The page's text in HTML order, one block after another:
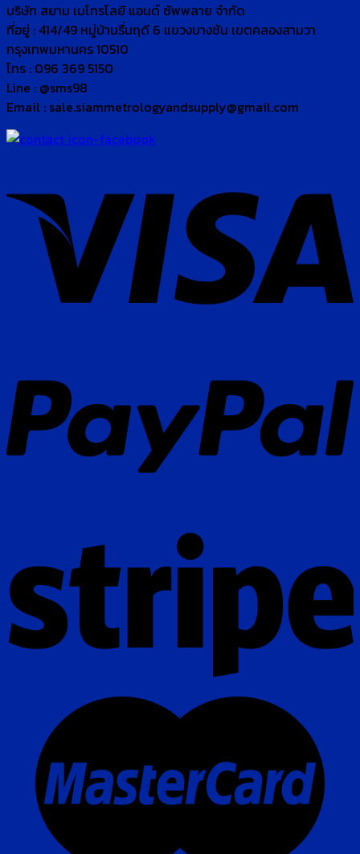
บริษัท สยาม เมโทรโลยี แอนด์ ซัพพลาย จำกัด
ที่อยู่ : 414/49 หมู่บ้านรื่นฤดี 6 แขวงบางชัน เขตคลองสามวา
กรุงเทพมหานคร 10510
โทร : 096 369 5150
Line : @sms98
Email : sale.siammetrologyandsupply@gmail.com